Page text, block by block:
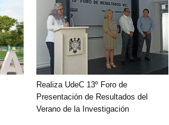
Realiza UdeC 13º Foro de
Presentación de Resultados del
Verano de la Investigación